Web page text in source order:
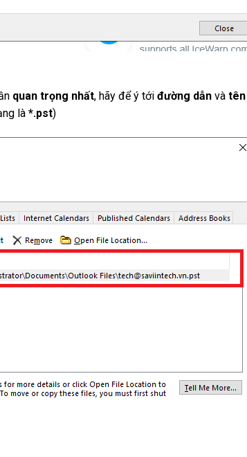
quan trọng nhất, hãy để ý tới đường dẫn và
là *.pst)